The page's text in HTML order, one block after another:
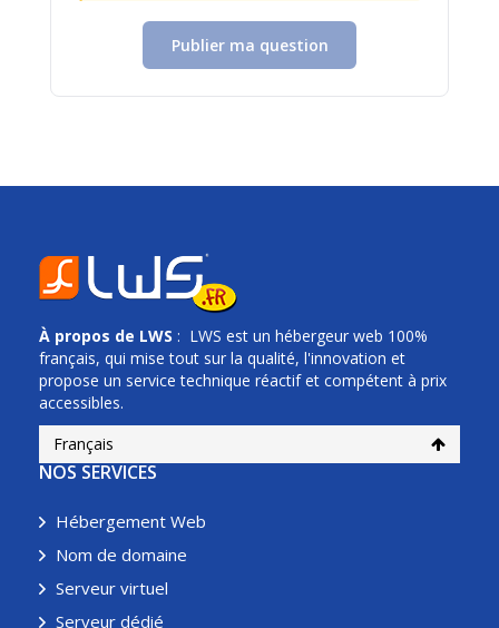
Publier ma question
À propos de LWS : LWS est un hébergeur web 100%
français, qui mise tout sur la qualité, l'innovation et
propose un service technique réactif et compétent à prix
accessibles.
Français
NOS SERVICES
Hébergement Web
Nom de domaine
Serveur virtuel
Serveur dédié